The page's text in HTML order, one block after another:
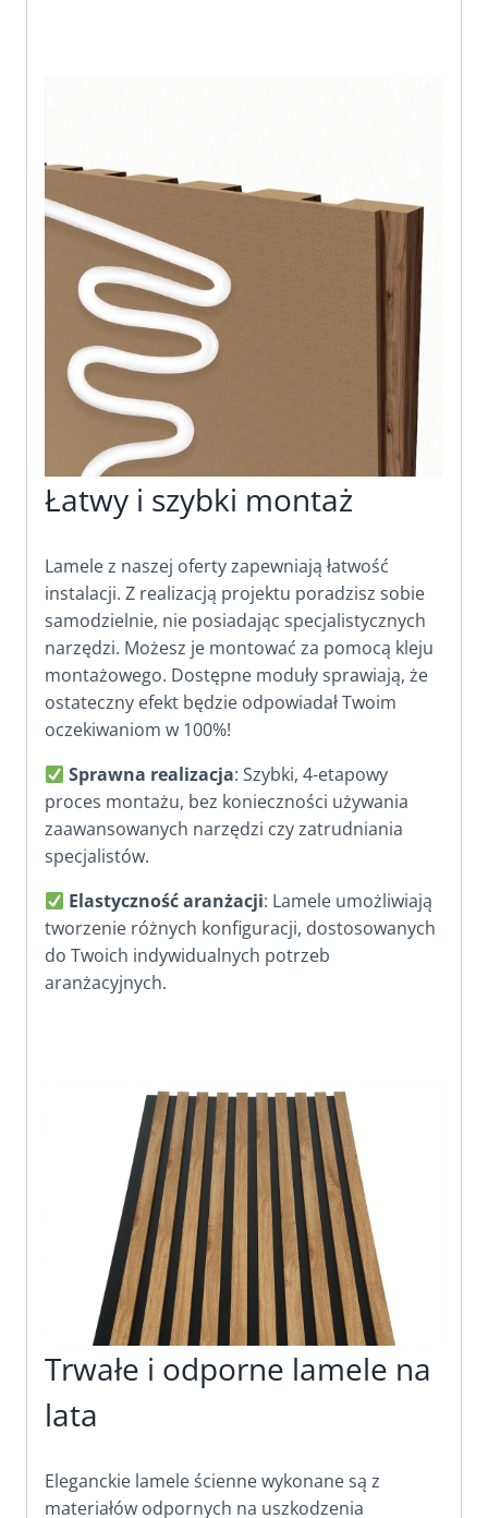
Łatwy i szybki montaż
Lamele z naszej oferty zapewniają łatwość
instalacji. Z realizacją projektu poradzisz sobie
samodzielnie, nie posiadając specjalistycznych
narzędzi. Możesz je montować za pomocą kleju
montażowego. Dostępne moduły sprawiają, że
ostateczny efekt będzie odpowiadał Twoim
oczekiwaniom w 100%!
Sprawna realizacja: Szybki, 4-etapowy
proces montażu, bez konieczności używania
zaawansowanych narzędzi czy zatrudniania
specjalistów.
Elastyczność aranżacji: Lamele umożliwiają
tworzenie różnych konfiguracji, dostosowanych
do Twoich indywidualnych potrzeb
aranżacyjnych.
Trwałe i odporne lamele na
lata
Eleganckie lamele ścienne wykonane są z
materiałów odpornych na uszkodzenia